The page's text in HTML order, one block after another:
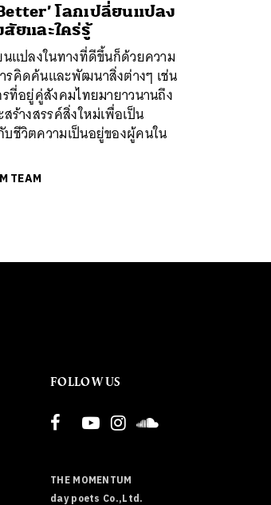
โลกเปลี่ยนแปลง
ยและใคร่รู้
นแปลงในทางที่ดีขึ้นก็ด้วยความ
รคิดค้นและพัฒนาสิ่งต่างๆ เช่น
รที่อยู่คู่สังคมไทยมายาวนานถึง
ร้างสรรค์สิ่งใหม่เพื่อเป็น
ชีวิตความเป็นอยู่ของผู้คนใน
TEAM
FOLLOW US
THE MOMENTUM
day poets Co.,Ltd.